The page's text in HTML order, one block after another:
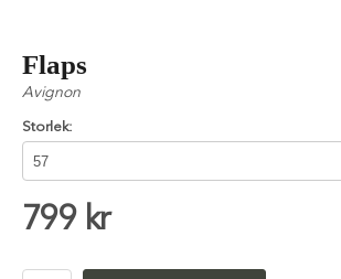
Flaps
Avignon
Storlek:
799 kr